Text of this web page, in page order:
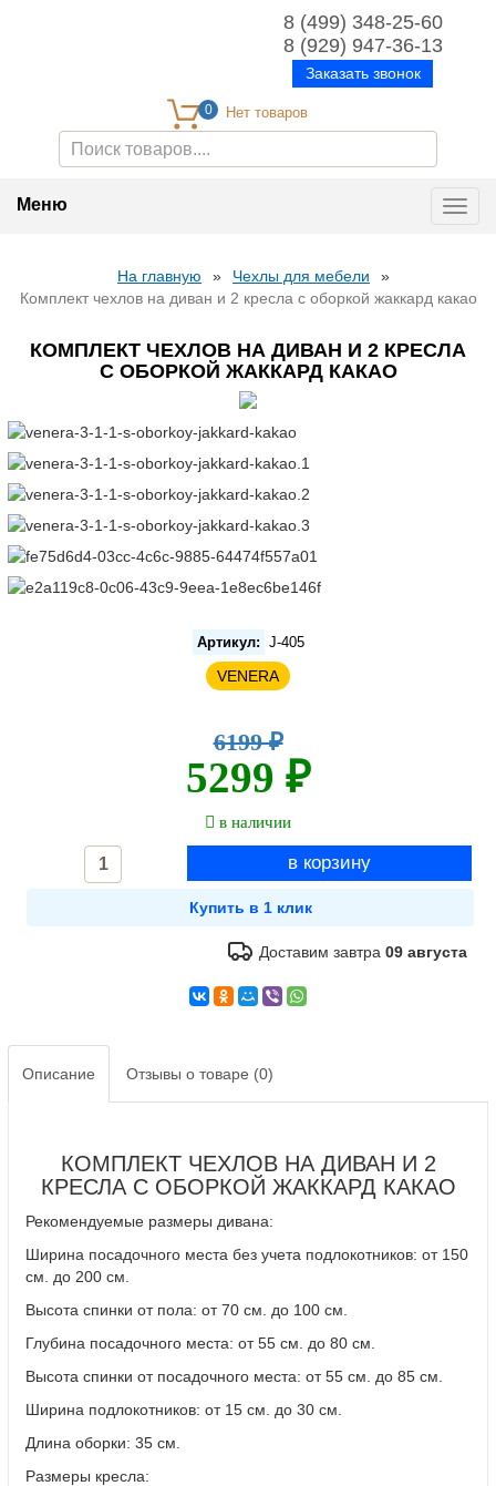
0
8 (499) 348-25-60
8 (929) 947-36-13
Заказать звонок
Меню
На главную » Чехлы для мебели
»
Комплект чехлов на диван и 2 кресла с оборкой жаккард какао
КОМПЛЕКТ ЧЕХЛОВ НА ДИВАН И 2 КРЕСЛА
С ОБОРКОЙ ЖАККАРД КАКАО
Артикул: J-405
VENERA
6199 ₽
5299 ₽
в наличии
Доставим завтра09 августа
Описание Отзывы о товаре (0)
КОМПЛЕКТ ЧЕХЛОВ НА ДИВАН И 2
КРЕСЛА С ОБОРКОЙ ЖАККАРД КАКАО
Рекомендуемые размеры дивана:
Ширина посадочного места без учета подлокотников: от 150
см. до 200 см.
Высота спинки от пола: от 70 см. до 100 см.
Глубина посадочного места: от 55 см. до 80 см.
Высота спинки от посадочного места: от 55 см. до 85 см.
Ширина подлокотников: от 15 см. до 30 см.
Длина оборки: 35 см.
Размеры кресла: